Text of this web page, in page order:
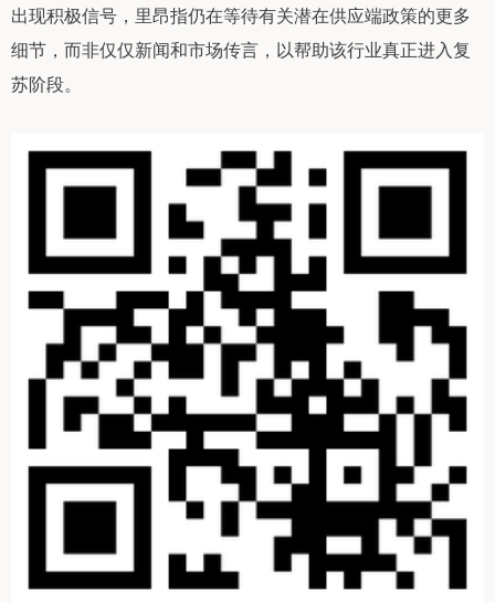
出现积极信号，里昂指仍在等待有关潜在供应端政策的更多
细节，而非仅仅新闻和市场传言，以帮助该行业真正进入复
苏阶段。